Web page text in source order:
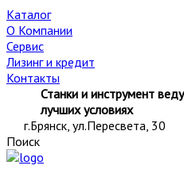
Каталог
О Компании
Сервис
Лизинг и кредит
Контакты
Станки и инструмент
лучших условиях
г.Брянск, ул.Пересвета, 30
Поиск